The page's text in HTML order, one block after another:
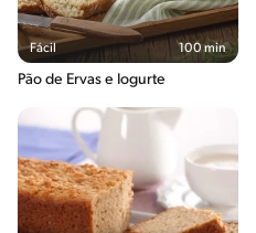
Fácil 100 min
Pão de Ervas e Iogurte